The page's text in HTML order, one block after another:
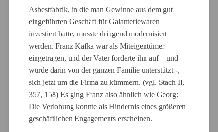
Asbestfabrik, in die man Gewinne aus dem gut
eingeführten Geschäft für Galanteriewaren
investiert hatte, musste dringend modernisiert
werden. Franz Kafka war als Miteigentümer
eingetragen, und der Vater forderte ihn auf – und
wurde darin von der ganzen Familie unterstützt -,
sich jetzt um die Firma zu kümmern. (vgl. Stach II,
357, 158) Es ging Franz also ähnlich wie Georg:
Die Verlobung konnte als Hindernis eines größeren
geschäftlichen Engagements erscheinen.